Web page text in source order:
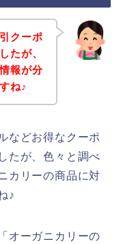
クーポ
たが、
報が分
ね♪
などお得なクーポ
たが、色々と調べ
カリーの商品に対
♪
オーガニカリーの